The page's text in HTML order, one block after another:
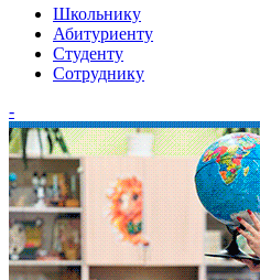
Школьнику
Абитуриенту
Студенту
Сотруднику
-